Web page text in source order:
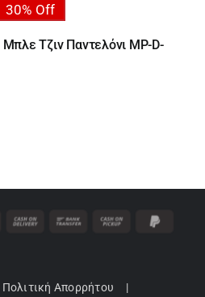
30% Off
Τζιν Παντελόνι MP-D-
Πολιτική Απορρήτου